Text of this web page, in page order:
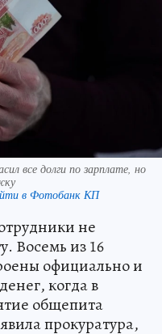
все долги по зарплате, но
в Фотобанк КП
не
Восемь из 16
официально и
когда в
общепита
прокуратура,